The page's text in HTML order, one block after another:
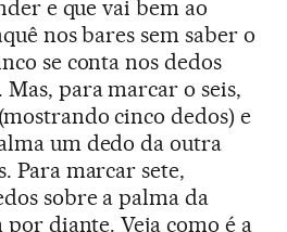
e que vai bem ao
nos bares sem saber o
se conta nos dedos
para marcar o seis,
cinco dedos) e
um dedo da outra
Para marcar sete,
sobre a palma da
por diante. Veja como é a